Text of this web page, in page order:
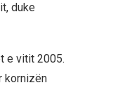
duke
e vitit 2005.
kornizën